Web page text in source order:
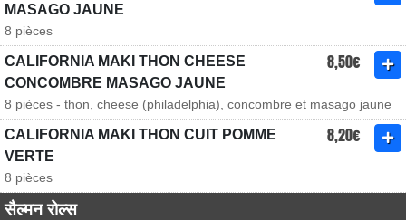
MASAGO JAUNE
8 pièces
CALIFORNIA MAKI THON CHEESE
CONCOMBRE MASAGO JAUNE
8,50€
8 pièces - thon, cheese (philadelphia), concombre et masago jaune
CALIFORNIA MAKI THON CUIT POMME
VERTE
8,20€
8 pièces
सैल्मन रोल्स